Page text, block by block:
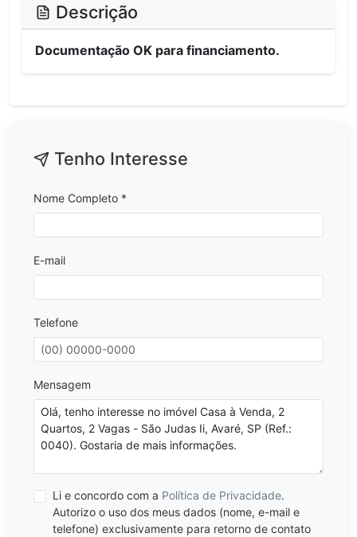
Descrição
Documentação OK para financiamento.
Tenho Interesse
Nome Completo *
E-mail
Telefone
Mensagem
Li e concordo com a Política de Privacidade.
Autorizo o uso dos meus dados (nome, e-mail e
telefone) exclusivamente para retorno de contato